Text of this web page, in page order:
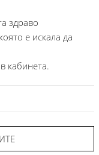
здраво
е искала да
кабинета.